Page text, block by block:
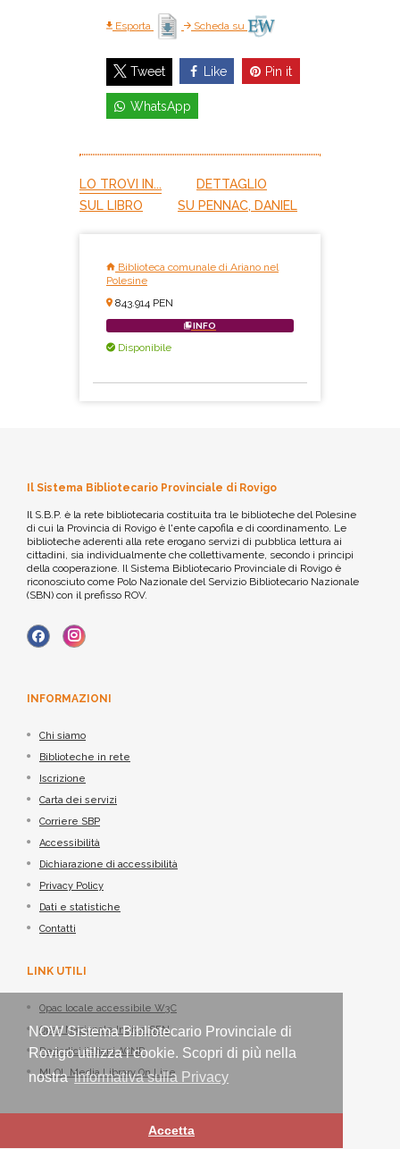
NOW Sistema Bibliotecario Provinciale di
Rovigo utilizza i cookie. Scopri di più nella
nostrainformativa sulla Privacy
Accetta
Esporta Scheda su
Tweet Like Pin it
WhatsApp
LO TROVI IN...
DETTAGLIO
SUL LIBRO
SU PENNAC, DANIEL
Biblioteca comunale di Ariano nel
Polesine
843.914 PEN
INFO
Disponibile
Il Sistema Bibliotecario Provinciale di Rovigo
Il S.B.P. è la rete bibliotecaria costituita tra le biblioteche del Polesine
di cui la Provincia di Rovigo è l'ente capofila e di coordinamento. Le
biblioteche aderenti alla rete erogano servizi di pubblica lettura ai
cittadini, sia individualmente che collettivamente, secondo i principi
della cooperazione. Il Sistema Bibliotecario Provinciale di Rovigo è
riconosciuto come Polo Nazionale del Servizio Bibliotecario Nazionale
(SBN) con il prefisso ROV.
INFORMAZIONI
Chi siamo
Biblioteche in rete
Iscrizione
Carta dei servizi
Corriere SBP
Accessibilità
Dichiarazione di accessibilità
Privacy Policy
Dati e statistiche
Contatti
LINK UTILI
Opac locale accessibile W3C
Opac Nazionale Indice SBN
Periodici italiani ACNP
MLOL Media Library On Line